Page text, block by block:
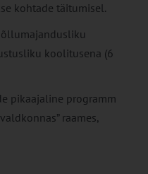
kohtade täitumisel.
koolitusena (6
pikaajaline programm
raames,